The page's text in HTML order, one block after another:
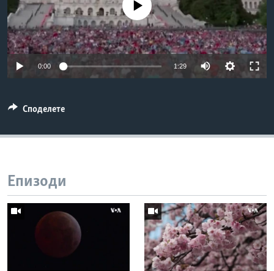
ИНТЕРВЈУА
Јазици
No media source currently available
0:00 1:29
Споделете
Епизоди